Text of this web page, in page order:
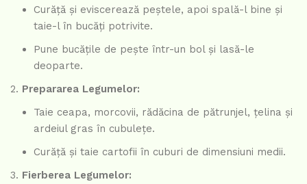
Curăță și eviscerează peștele, apoi spală-l bine și
taie-l în bucăți potrivite.
Pune bucățile de pește într-un bol și lasă-le
deoparte.
Prepararea Legumelor:
Taie ceapa, morcovii, rădăcina de pătrunjel, țelina și
ardeiul gras în cubulețe.
Curăță și taie cartofii în cuburi de dimensiuni medii.
Fierberea Legumelor: